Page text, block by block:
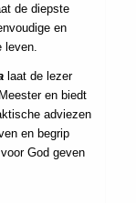
de diepste
en
laat de lezer
en biedt
adviezen
en begrip
God geven